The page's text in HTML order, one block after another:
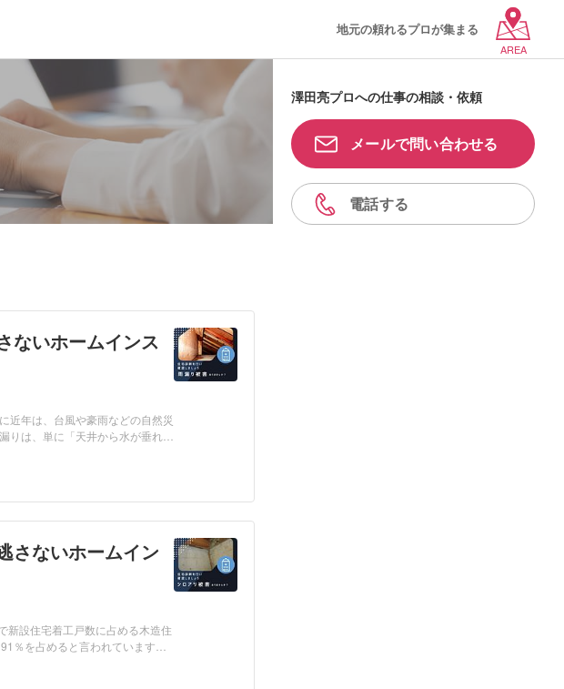
地元の頼れるプロが集まる
AREA
ないホームインス
近年は、台風や豪雨などの自然災
りは、単に「天井から水が垂れ
さないホームイン
新設住宅着工戸数に占める木造住
％を占めると言われています。
澤田亮プロへの仕事の相談・依頼
メールで問い合わせる
電話する